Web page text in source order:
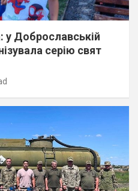
у Доброславській
серію свят